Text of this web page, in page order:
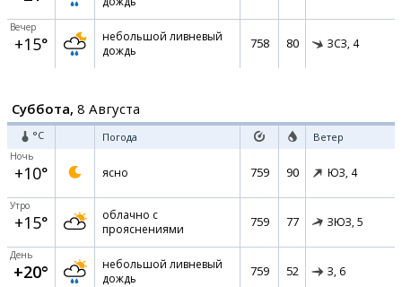
Вечер
+15°
небольшой ливневый
дождь
758 80 ЗСЗ, 4
Суббота, 8 Августа
°C Погода Ветер
Ночь
+10° ясно 759 90 ЮЗ, 4
Утро
+15°
облачно с
прояснениями
759 77 ЗЮЗ, 5
День
+20°
небольшой ливневый
дождь
759 52 З, 6